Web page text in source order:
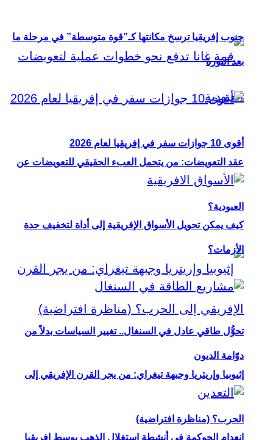
عقد التعويضات: من يتحمل العبء الحقيقي للتعويضات عن
العبودية؟
إثيوبيا وإريتريا وجبهة تيغراي: من يجر القرن الإفريقي إلى
الحرب؟ (مناظرة افتراضية)
جنوب إفريقيا ترسخ مكانتها كـ”قوة متوسطة” في مرحلة ما
بعد الثورة
أقوى 10 جوازات سفر في إفريقيا لعام 2026
كيف يمكن تحويل الأسواق الإفريقية إلى أداة لتخفيف حدة
الأزمات؟
تحوُّل طاقي عادل في السنغال.. تغيير السياسات بدلاً من
دوّامة الديون
انعدام الحوكمة في أنشطة استغلال الذهب بوسط إفريقيا